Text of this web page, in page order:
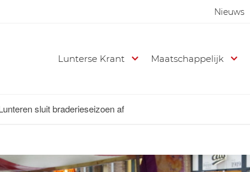
Nieuws
Lunterse Krant Maatschappelijk
sluit braderieseizoen af